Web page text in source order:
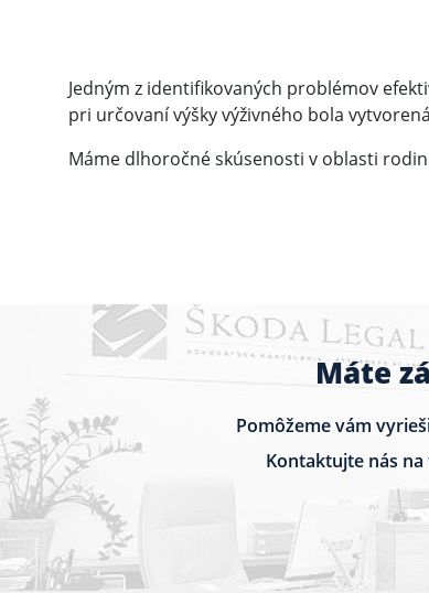
Jedným z identifikovaných problémov
pri určovaní výšky výživného bola
Máme dlhoročné skúsenosti v oblasti
Máte
Pomôžeme vám
Kontaktujte nás